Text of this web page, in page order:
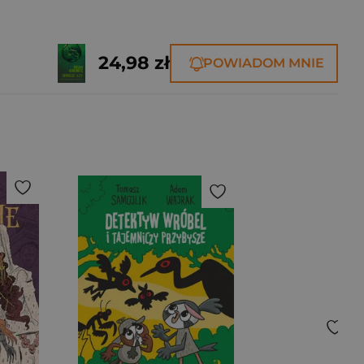
24,98 zł POWIADOM MNIE